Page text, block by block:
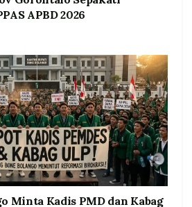
APBD 2026
Minta Kadis PMD dan Kabag